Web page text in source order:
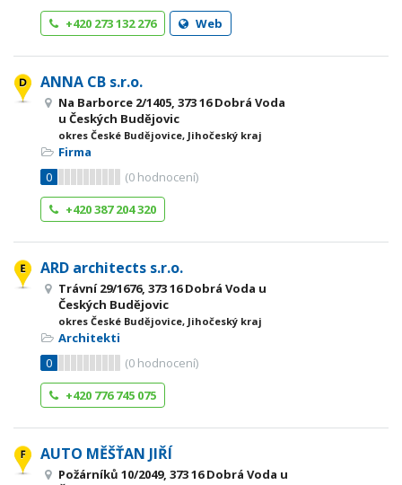
+420 273 132 276
Web
ANNA CB s.r.o.
Na Barborce 2/1405, 373 16 Dobrá Voda
u Českých Budějovic
okres České Budějovice, Jihočeský kraj
Firma
0
(0 hodnocení)
+420 387 204 320
ARD architects s.r.o.
Trávní 29/1676, 373 16 Dobrá Voda u
Českých Budějovic
okres České Budějovice, Jihočeský kraj
Architekti
0
(0 hodnocení)
+420 776 745 075
AUTO MĚŠŤAN JIŘÍ
Požárníků 10/2049, 373 16 Dobrá Voda u